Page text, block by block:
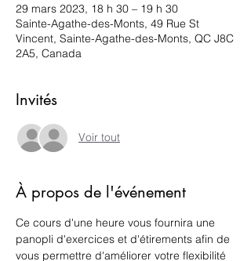
29 mars 2023, 18 h 30 – 19 h 30
Sainte-Agathe-des-Monts, 49 Rue St
Vincent, Sainte-Agathe-des-Monts, QC J8C
2A5, Canada
Invités
Voir tout
À propos de l'événement
Ce cours d'une heure vous fournira une
panopli d'exercices et d'étirements afin de
vous permettre d'améliorer votre flexibilité